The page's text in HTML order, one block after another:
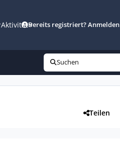
AktivitätBereits registriert? Anmelden
Suchen
Teilen